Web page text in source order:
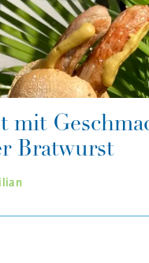
mit
Bratwurst